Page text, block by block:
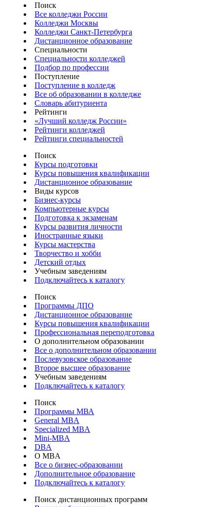
Поиск
Все колледжи России
Колледжи Москвы
Колледжи Санкт-Петербурга
Дистанционное образование
Специальности
Специальности колледжей
Подбор по профессии
Поступление
Поступление в колледж
Все об образовании в колледже
Словарь абитуриента
Рейтинги
«Лучший колледж России»
Рейтинги колледжей
Рейтинги специальностей
Поиск
Курсы подготовки
Курсы повышения квалификации
Дистанционное образование
Виды курсов
Бизнес-курсы
Компьютерные курсы
Подготовка к экзаменам
Курсы развития личности
Иностранные языки
Курсы мастерства
Творчество и хобби
Детский отдых
Учебным заведениям
Подключайтесь к каталогу
Поиск
Программы ДПО
Дистанционное образование
Курсы повышения квалификации
Профессиональная переподготовка
О дополнительном образовании
Все о дополнительном образовании
Послевузовское образование
Второе высшее образование
Учебным заведениям
Подключайтесь к каталогу
Поиск
Программы МВА
General MBA
Specialized MBA
Mini-MBA
DBA
О MBA
Все о бизнес-образовании
Дополнительное образование
Подключайтесь к каталогу
Поиск дистанционных программ